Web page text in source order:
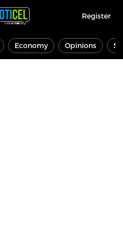
Register
Economy Opinions